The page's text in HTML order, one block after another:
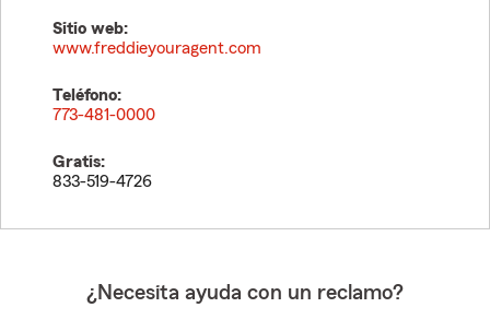
Sitio web:
www.freddieyouragent.com
Teléfono:
773-481-0000
Gratis:
833-519-4726
¿Necesita ayuda con un reclamo?